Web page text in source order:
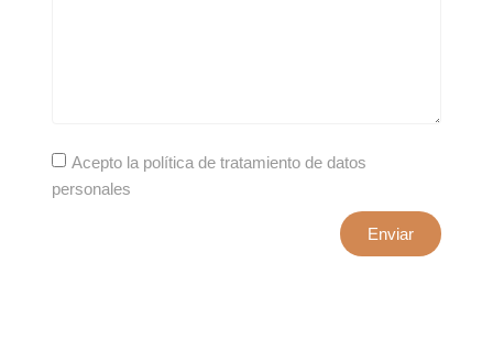
Acepto la política de tratamiento de datos
personales
Enviar